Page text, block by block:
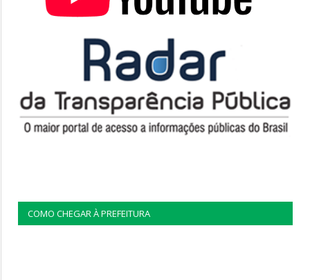
COMO CHEGAR À PREFEITURA